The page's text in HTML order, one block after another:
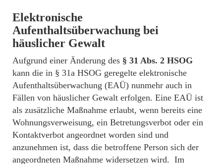
Elektronische
Aufenthaltsüberwachung bei
häuslicher Gewalt
Aufgrund einer Änderung des § 31 Abs. 2 HSOG
kann die in § 31a HSOG geregelte elektronische
Aufenthaltsüberwachung (EAÜ) nunmehr auch in
Fällen von häuslicher Gewalt erfolgen. Eine EAÜ ist
als zusätzliche Maßnahme erlaubt, wenn bereits eine
Wohnungsverweisung, ein Betretungsverbot oder ein
Kontaktverbot angeordnet worden sind und
anzunehmen ist, dass die betroffene Person sich der
angeordneten Maßnahme widersetzen wird. Im